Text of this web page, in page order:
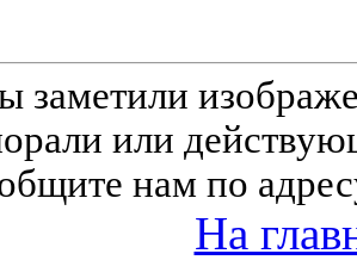
заметили
или
нам по
На